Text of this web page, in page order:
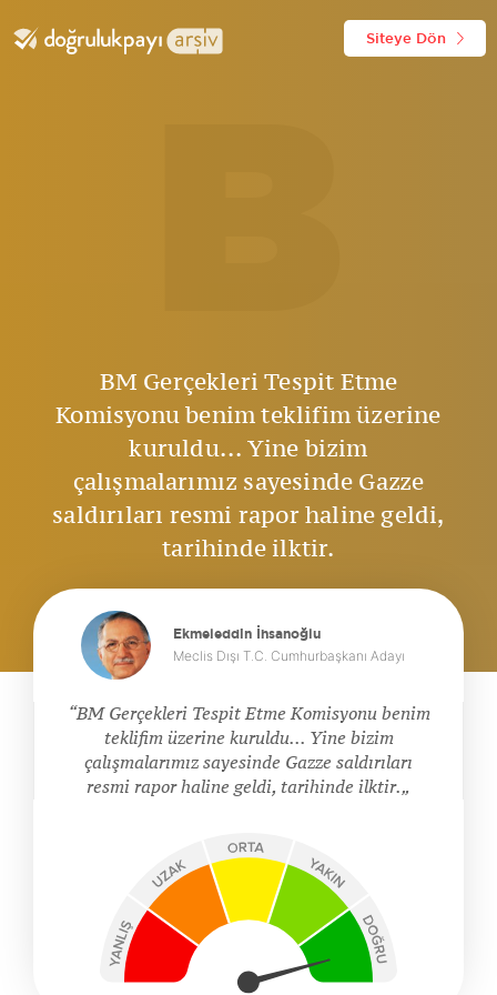
Siteye Dön
BM Gerçekleri Tespit Etme
Komisyonu benim teklifim üzerine
kuruldu... Yine bizim
çalışmalarımız sayesinde Gazze
saldırıları resmi rapor haline geldi,
tarihinde ilktir.
Ekmeleddin İhsanoğlu
Meclis Dışı T.C. Cumhurbaşkanı Adayı
BM Gerçekleri Tespit Etme Komisyonu benim
teklifim üzerine kuruldu... Yine bizim
çalışmalarımız sayesinde Gazze saldırıları
resmi rapor haline geldi, tarihinde ilktir.